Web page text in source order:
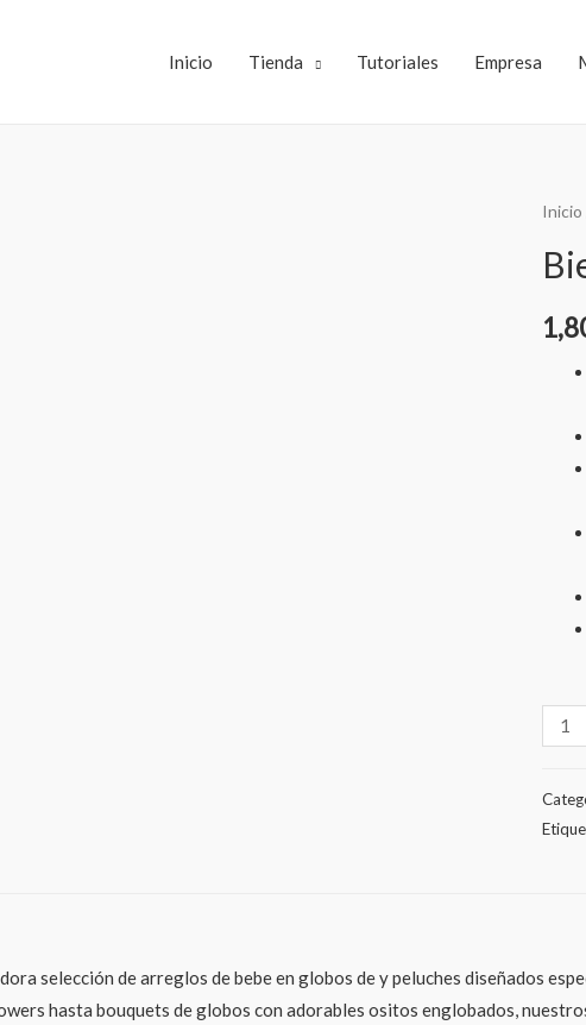
Inicio Tienda Tutoriales Empresa
Inicio
selección de arreglos de bebe en globos de y peluches diseñados
hasta bouquets de globos con adorables ositos englobados,